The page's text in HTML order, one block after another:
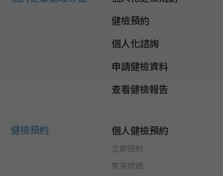
健檢預約
個人化諮詢
申請健檢資料
查看健檢報告
健檢預約 個人健檢預約
立即預約
常見問題